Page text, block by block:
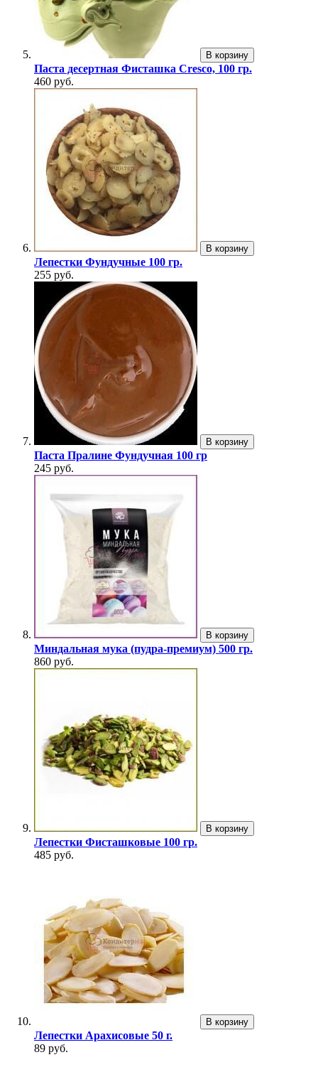
В корзину
Паста десертная Фисташка Cresco, 100 гр.
460 руб.
В корзину
Лепестки Фундучные 100 гр.
255 руб.
В корзину
Паста Пралине Фундучная 100 гр
245 руб.
В корзину
Миндальная мука (пудра-премиум) 500 гр.
860 руб.
В корзину
Лепестки Фисташковые 100 гр.
485 руб.
В корзину
Лепестки Арахисовые 50 г.
89 руб.